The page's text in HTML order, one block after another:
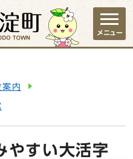
メニュー
案内
やすい大活字